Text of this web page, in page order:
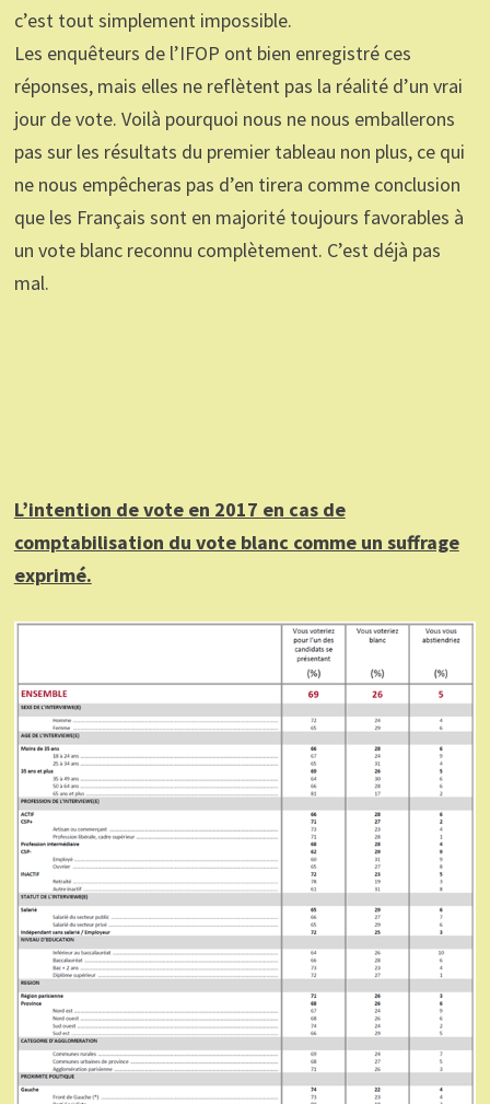
c’est tout simplement impossible.
Les enquêteurs de l’IFOP ont bien enregistré ces
réponses, mais elles ne reflètent pas la réalité d’un vrai
jour de vote. Voilà pourquoi nous ne nous emballerons
pas sur les résultats du premier tableau non plus, ce qui
ne nous empêcheras pas d’en tirera comme conclusion
que les Français sont en majorité toujours favorables à
un vote blanc reconnu complètement. C’est déjà pas
mal.
L’intention de vote en 2017 en cas de
comptabilisation du vote blanc comme un suffrage
exprimé.